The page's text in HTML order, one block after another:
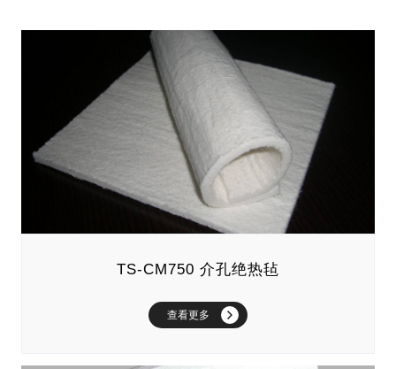
TS-CM750 介孔绝热毡
查看更多